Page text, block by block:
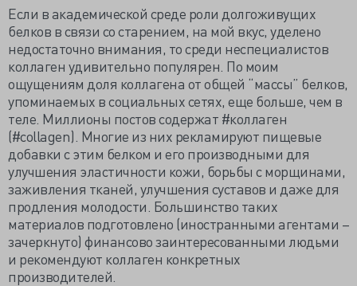
Если в академической среде роли долгоживущих
белков в связи со старением, на мой вкус, уделено
недостаточно внимания, то среди неспециалистов
коллаген удивительно популярен. По моим
ощущениям доля коллагена от общей “массы” белков,
упоминаемых в социальных сетях, еще больше, чем в
теле. Миллионы постов содержат #коллаген
(#collagen). Многие из них рекламируют пищевые
добавки с этим белком и его производными для
улучшения эластичности кожи, борьбы с морщинами,
заживления тканей, улучшения суставов и даже для
продления молодости. Большинство таких
материалов подготовлено (иностранными агентами –
зачеркнуто) финансово заинтересованными людьми
и рекомендуют коллаген конкретных
производителей.